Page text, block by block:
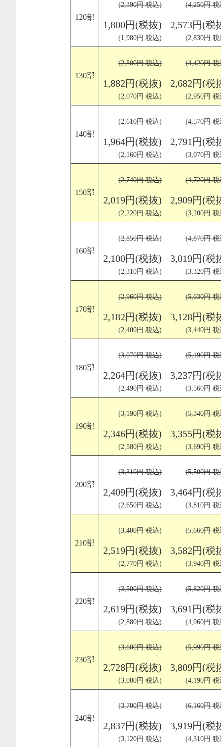
120部
(2,390円 税込)
1,800円(税抜)
(1,980円 税込)
(4,250円
2,573円(税
(2,830円
130部
(2,500円 税込)
1,882円(税抜)
(2,070円 税込)
(4,420円
2,682円(税
(2,950円
140部
(2,610円 税込)
1,964円(税抜)
(2,160円 税込)
(4,570円
2,791円(税
(3,070円
150部
(2,740円 税込)
2,019円(税抜)
(2,220円 税込)
(4,720円
2,909円(税
(3,200円
160部
(2,850円 税込)
2,100円(税抜)
(2,310円 税込)
(4,870円
3,019円(税
(3,320円
170部
(2,960円 税込)
2,182円(税抜)
(2,400円 税込)
(5,030円
3,128円(税
(3,440円
180部
(3,070円 税込)
2,264円(税抜)
(2,490円 税込)
(5,190円
3,237円(税
(3,560円
190部
(3,190円 税込)
2,346円(税抜)
(2,580円 税込)
(5,340円
3,355円(税
(3,690円
200部
(3,310円 税込)
2,409円(税抜)
(2,650円 税込)
(5,500円
3,464円(税
(3,810円
210部
(3,400円 税込)
2,519円(税抜)
(2,770円 税込)
(5,660円
3,582円(税
(3,940円
220部
(3,500円 税込)
2,619円(税抜)
(2,880円 税込)
(5,820円
3,691円(税
(4,060円
230部
(3,600円 税込)
2,728円(税抜)
(3,000円 税込)
(5,990円
3,809円(税
(4,190円
240部
(3,700円 税込)
2,837円(税抜)
(3,120円 税込)
(6,160円
3,919円(税
(4,310円